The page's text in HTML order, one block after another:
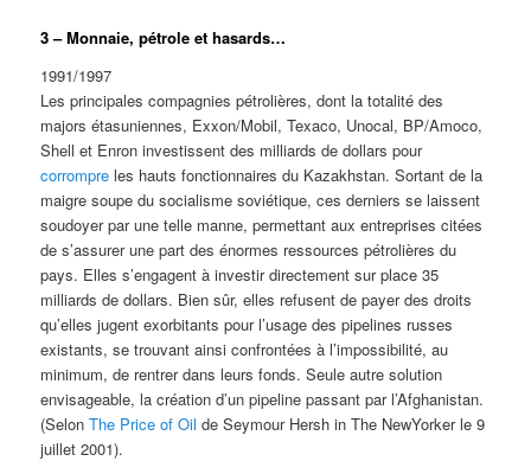
3 – Monnaie, pétrole et hasards…
1991/1997
Les principales compagnies pétrolières, dont la totalité des
majors étasuniennes, Exxon/Mobil, Texaco, Unocal, BP/Amoco,
Shell et Enron investissent des milliards de dollars pour
corrompre les hauts fonctionnaires du Kazakhstan. Sortant de la
maigre soupe du socialisme soviétique, ces derniers se laissent
soudoyer par une telle manne, permettant aux entreprises citées
de s’assurer une part des énormes ressources pétrolières du
pays. Elles s’engagent à investir directement sur place 35
milliards de dollars. Bien sûr, elles refusent de payer des droits
qu’elles jugent exorbitants pour l’usage des pipelines russes
existants, se trouvant ainsi confrontées à l’impossibilité, au
minimum, de rentrer dans leurs fonds. Seule autre solution
envisageable, la création d’un pipeline passant par l’Afghanistan.
(SelonThe Price of Oil de Seymour Hersh in The NewYorker le 9
juillet 2001).